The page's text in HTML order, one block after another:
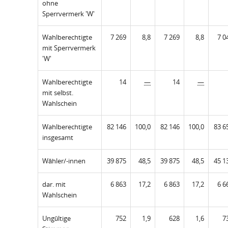
ohne
Sperrvermerk 'W'
Wahlberechtigte
mit Sperrvermerk
'W'
7 269 8,8 7 269 8,8 7
Wahlberechtigte
mit selbst.
Wahlschein
14 — 14 —
Wahlberechtigte
insgesamt
82 146 100,0 82 146 100,0 83
Wähler/-innen 39 875 48,5 39 875 48,5 45
dar. mit
Wahlschein
6 863 17,2 6 863 17,2 6
Ungültige
752 1,9 628 1,6